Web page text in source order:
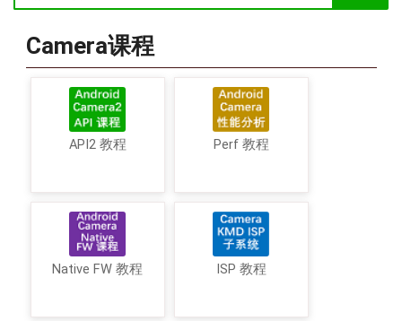
Camera课程
API2 教程 Perf 教程
Native FW 教程 ISP 教程